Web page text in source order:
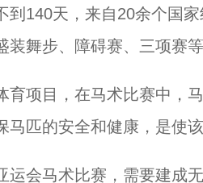
140天，来自20余个国家
装舞步、障碍赛、三项赛
项目，在马术比赛中，马
马匹的安全和健康，是使
会马术比赛，需要建成无